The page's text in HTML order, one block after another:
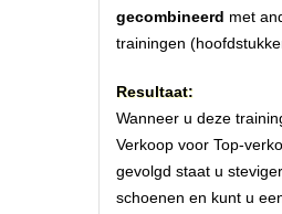
gecombineerd met
trainingen
Resultaat:
Wanneer u deze
Verkoop voor Top-
gevolgd staat u
schoenen en kunt u